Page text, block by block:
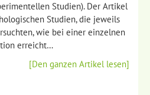
Studien). Der Artikel
Studien, die jeweils
wie bei einer einzelnen
erreicht…
[Den ganzen Artikel lesen]